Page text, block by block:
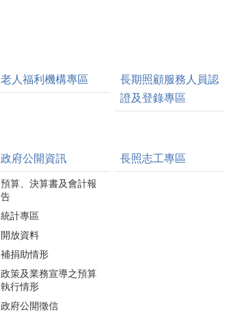
老人福利機構專區
長期照顧服務人員認
證及登錄專區
政府公開資訊
預算、決算書及會計報
告
統計專區
開放資料
補捐助情形
政策及業務宣導之預算
執行情形
政府公開徵信
長照志工專區